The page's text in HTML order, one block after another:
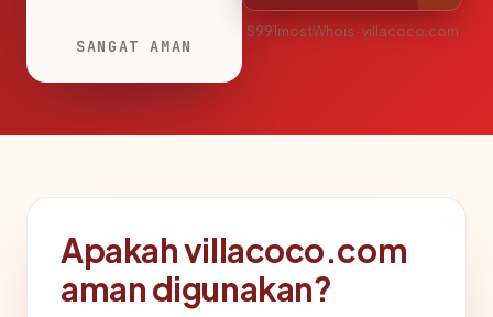
SANGAT AMAN
S991mostWhois · villacoco.com
Apakah villacoco.com
aman digunakan?